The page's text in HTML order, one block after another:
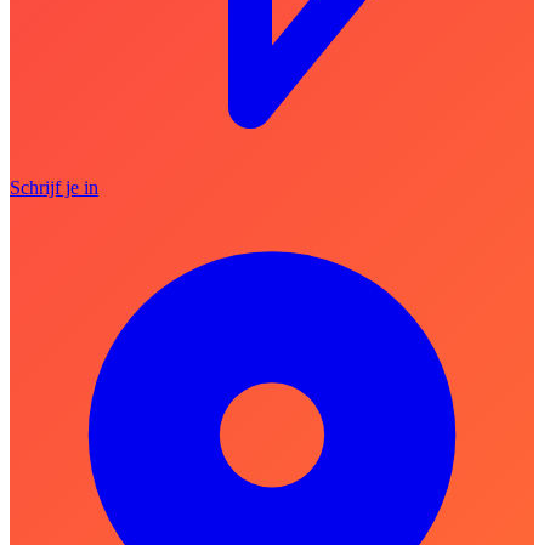
Schrijf je in